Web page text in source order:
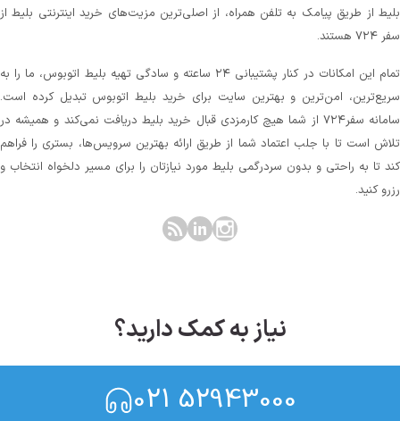
بلیط از طریق پیامک به تلفن همراه، از اصلی‌ترین مزیت‌های خرید اینترنتی بلیط از
سفر ۷۲۴ هستند.
تمام این امکانات در کنار پشتیبانی‌ ۲۴ ساعته و سادگی تهیه بلیط اتوبوس، ما را به
سریع‌ترین، امن‌ترین و بهترین سایت برای خرید بلیط اتوبوس تبدیل کرده است.
سامانه سفر۷۲۴ از شما هیچ کارمزدی قبال خرید بلیط دریافت نمی‌کند و همیشه در
تلاش است تا با جلب اعتماد شما از طریق ارائه بهترین سرویس‌ها، بستری را فراهم
کند تا به راحتی و بدون سردرگمی بلیط مورد نیازتان را برای مسیر دلخواه انتخاب و
رزرو کنید.
نیاز به کمک دارید؟
021 52943000